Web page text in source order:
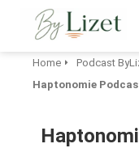
Home
Podcast
Haptonomie